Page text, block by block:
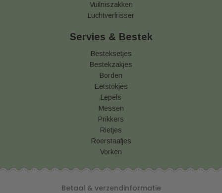
Vuilniszakken
Luchtverfrisser
Servies & Bestek
Besteksetjes
Bestekzakjes
Borden
Eetstokjes
Lepels
Messen
Prikkers
Rietjes
Roerstaafjes
Vorken
Betaal & verzendinformatie